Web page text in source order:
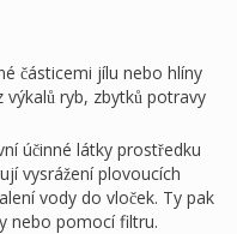
částicemi jílu nebo hlíny
ryb, zbytků potravy
účinné látky prostředku
vysrážení plovoucích
vody do vloček. Ty pak
nebo pomocí filtru.